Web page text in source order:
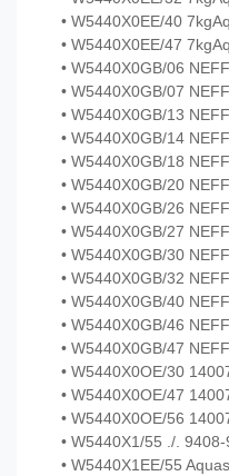
• W5440X0EE/40
• W5440X0EE/47
• W5440X0GB/06
• W5440X0GB/07
• W5440X0GB/13
• W5440X0GB/14
• W5440X0GB/18
• W5440X0GB/20
• W5440X0GB/26
• W5440X0GB/27
• W5440X0GB/30
• W5440X0GB/32
• W5440X0GB/40
• W5440X0GB/46
• W5440X0GB/47
• W5440X0OE/30
• W5440X0OE/47
• W5440X0OE/56
• W5440X1/55 ./. 9408-
• W5440X1EE/55